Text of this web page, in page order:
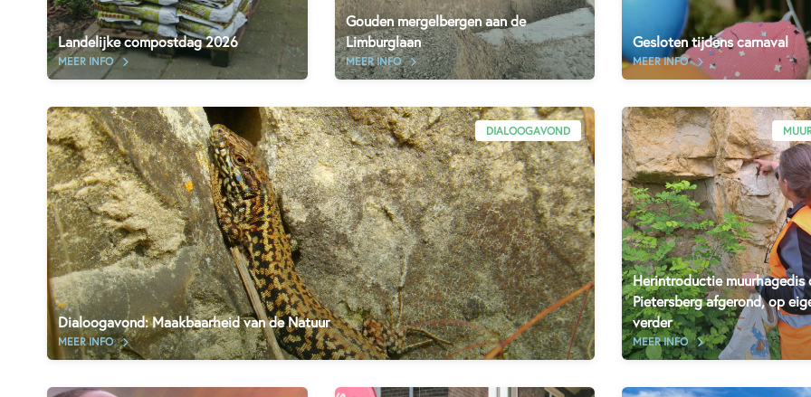
Landelijke compostdag 2026
MEER INFO
Gouden mergelbergen aan de
Limburglaan
MEER INFO
Gesloten tijdens carnaval
MEER INFO
DIALOOGAVOND
Dialoogavond: Maakbaarheid van de Natuur
MEER INFO
Herintroductie muurhagedis
Pietersberg afgerond, op
verder
MEER INFO